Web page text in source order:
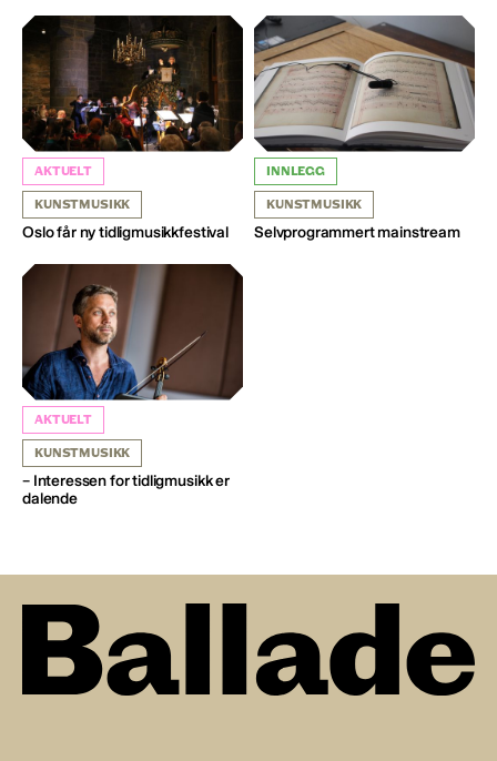
AKTUELT
KUNSTMUSIKK
Oslo får ny tidligmusikkfestival
INNLEGG
KUNSTMUSIKK
Selvprogrammert mainstream
AKTUELT
KUNSTMUSIKK
– Interessen for tidligmusikk er
dalende